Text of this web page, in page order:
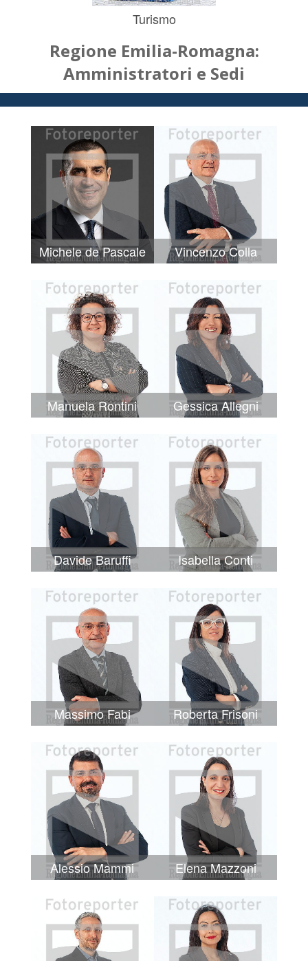
Turismo
Regione Emilia-Romagna:
Amministratori e Sedi
Michele de Pascale Vincenzo Colla
Manuela Rontini Gessica Allegni
Davide Baruffi Isabella Conti
Massimo Fabi Roberta Frisoni
Alessio Mammi Elena Mazzoni